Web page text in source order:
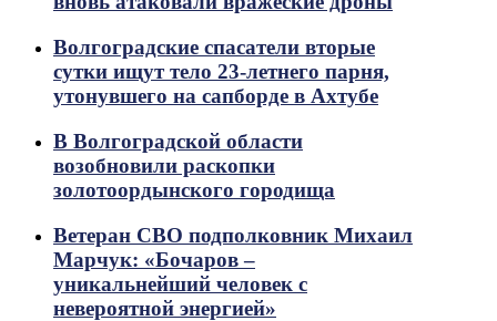
Волгоградские спасатели вторые
сутки ищут тело 23-летнего парня,
утонувшего на сапборде в Ахтубе
В Волгоградской области
возобновили раскопки
золотоордынского городища
Ветеран СВО подполковник Михаил
Марчук: «Бочаров –
уникальнейший человек с
невероятной энергией»